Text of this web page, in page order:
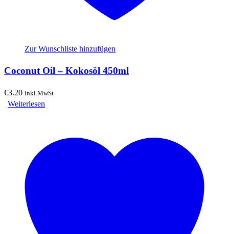
Zur Wunschliste hinzufügen
Coconut Oil – Kokosöl 450ml
€3.20 inkl.MwSt
Weiterlesen